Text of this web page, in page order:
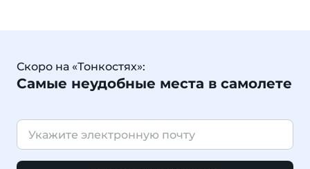
Скоро на «Тонкостях»:
Самые неудобные места в самолете